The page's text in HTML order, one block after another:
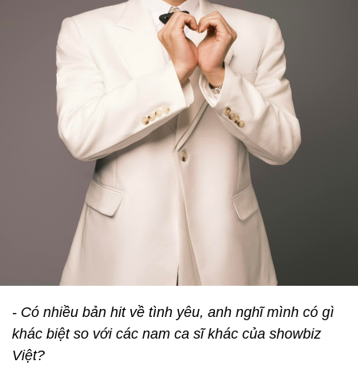
- Có nhiều bản hit về tình yêu, anh nghĩ mình có gì
khác biệt so với các nam ca sĩ khác của showbiz
Việt?